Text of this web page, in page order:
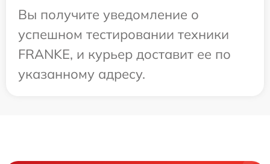
Вы получите уведомление о
успешном тестировании техники
FRANKE, и курьер доставит ее по
указанному адресу.